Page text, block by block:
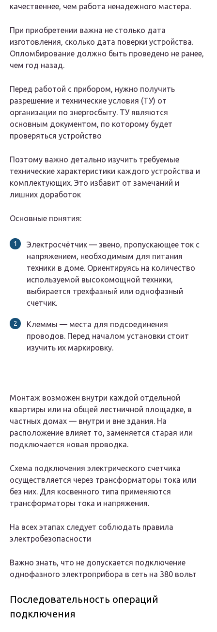
качественнее, чем работа ненадежного мастера.
При приобретении важна не столько дата
изготовления, сколько дата поверки устройства.
Опломбирование должно быть проведено не ранее,
чем год назад.
Перед работой с прибором, нужно получить
разрешение и технические условия (ТУ) от
организации по энергосбыту. ТУ являются
основным документом, по которому будет
проверяться устройство
Поэтому важно детально изучить требуемые
технические характеристики каждого устройства и
комплектующих. Это избавит от замечаний и
лишних доработок
Основные понятия:
Электросчётчик — звено, пропускающее ток с
напряжением, необходимым для питания
техники в доме. Ориентируясь на количество
используемой высокомощной техники,
выбирается трехфазный или однофазный
счетчик.
Клеммы — места для подсоединения
проводов. Перед началом установки стоит
изучить их маркировку.
Монтаж возможен внутри каждой отдельной
квартиры или на общей лестничной площадке, в
частных домах — внутри и вне здания. На
расположение влияет то, заменяется старая или
подключается новая проводка.
Схема подключения электрического счетчика
осуществляется через трансформаторы тока или
без них. Для косвенного типа применяются
трансформаторы тока и напряжения.
На всех этапах следует соблюдать правила
электробезопасности
Важно знать, что не допускается подключение
однофазного электроприбора в сеть на 380 вольт
Последовательность операций
подключения